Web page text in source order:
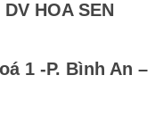
HOA SEN
1 -P. Bình An –